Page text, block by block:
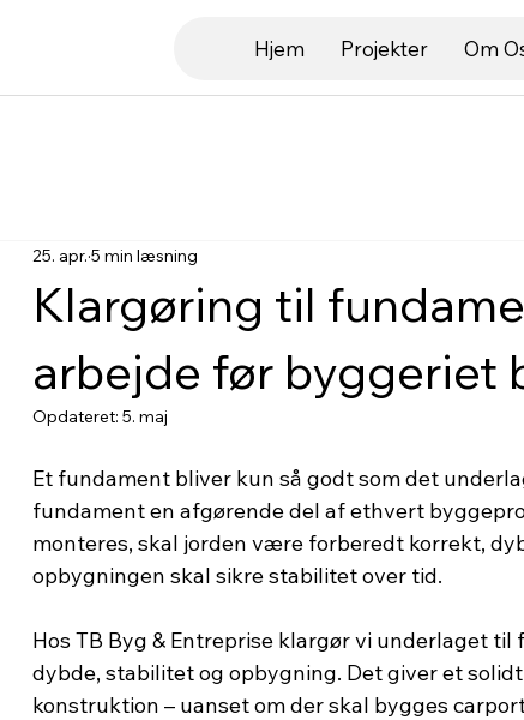
Hjem Projekter Om
Klargøring til
arbejde før byggeriet
25. apr. 5 min læsning
Opdateret: 5. maj
Et fundament bliver kun så godt som det
fundament en afgørende del af ethvert
monteres, skal jorden være forberedt korrekt,
opbygningen skal sikre stabilitet over tid.
Hos TB Byg & Entreprise klargør vi underlaget
dybde, stabilitet og opbygning. Det giver et
konstruktion – uanset om der skal bygges